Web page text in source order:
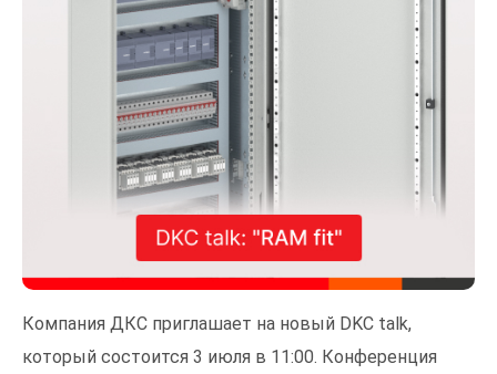
Компания ДКС приглашает на новый DKC talk,
который состоится 3 июля в 11:00. Конференция